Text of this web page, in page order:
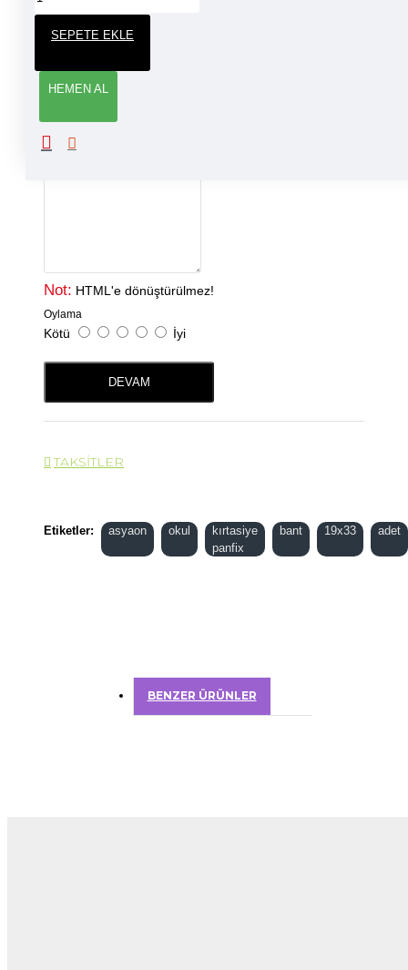
SEPETE EKLE
HEMEN AL
ÜRÜN YORUMLARI
Not: HTML'e dönüştürülmez!
Oylama
Kötü İyi
DEVAM
TAKSITLER
Etiketler: asyaon okul
kırtasiye
panfix
bant 19x33 adet
BENZER ÜRÜNLER